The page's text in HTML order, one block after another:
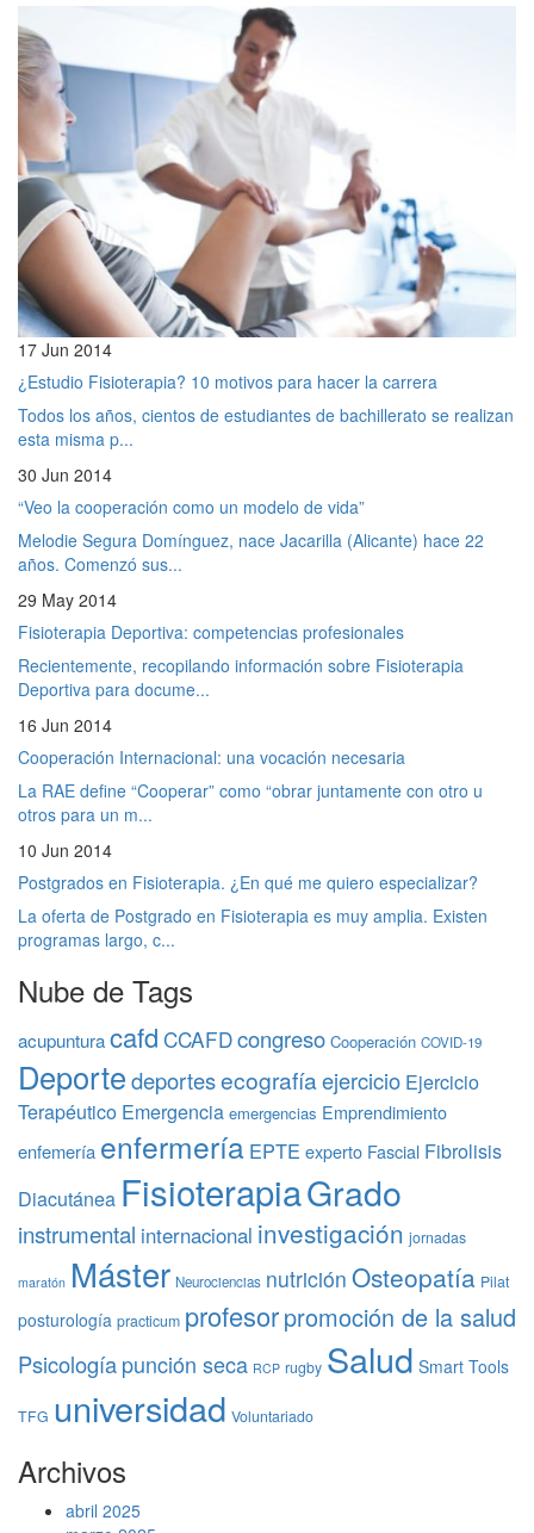
17 Jun 2014
¿Estudio Fisioterapia? 10 motivos para hacer la carrera
Todos los años, cientos de estudiantes de bachillerato se realizan
esta misma p...
30 Jun 2014
“Veo la cooperación como un modelo de vida”
Melodie Segura Domínguez, nace Jacarilla (Alicante) hace 22
años. Comenzó sus...
29 May 2014
Fisioterapia Deportiva: competencias profesionales
Recientemente, recopilando información sobre Fisioterapia
Deportiva para docume...
16 Jun 2014
Cooperación Internacional: una vocación necesaria
La RAE define “Cooperar” como “obrar juntamente con otro u
otros para un m...
10 Jun 2014
Postgrados en Fisioterapia. ¿En qué me quiero especializar?
La oferta de Postgrado en Fisioterapia es muy amplia. Existen
programas largo, c...
Nube de Tags
acupunturacafd CCAFDcongreso Cooperación COVID-19
Deportedeportesecografíaejercicio Ejercicio
Terapéutico Emergencia emergencias Emprendimiento
enfemería enfermería EPTE experto Fascial Fibrolisis
Diacutánea FisioterapiaGrado
instrumental internacional investigación jornadas
maratón Máster Neurociencias nutrición Osteopatía Pilat
posturología practicum profesorpromoción de la salud
Psicologíapunción seca RCP rugby Salud Smart Tools
TFG universidad Voluntariado
Archivos
abril 2025